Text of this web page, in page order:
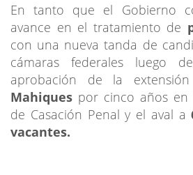
En tanto que el Gobierno
avance en el tratamiento de
con una nueva tanda de
cámaras federales luego
aprobación de la
Mahiques por cinco años en
de Casación Penal y el aval a
vacantes.